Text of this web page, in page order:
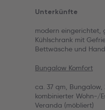
Unterkünfte
modern eingerichtet,
Kühlschrank mit
Bettwäsche und
Bungalow Komfort
ca. 37 qm,
kombinierter Wohn-/
Veranda (möbliert)